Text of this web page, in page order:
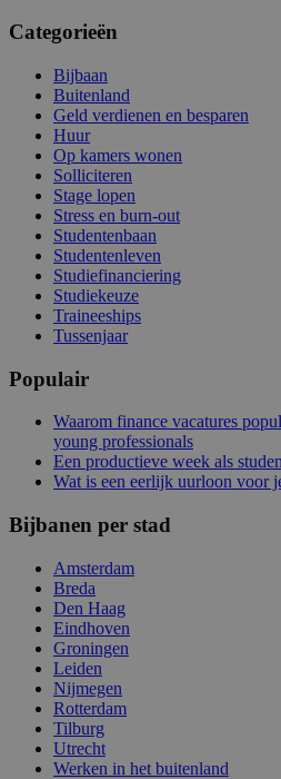
Categorieën
Bijbaan
Buitenland
Geld verdienen en besparen
Huur
Op kamers wonen
Solliciteren
Stage lopen
Stress en burn-out
Studentenbaan
Studentenleven
Studiefinanciering
Studiekeuze
Traineeships
Tussenjaar
Populair
Waarom finance vacatures
young professionals
Een productieve week als
Wat is een eerlijk uurloon voor
Bijbanen per stad
Amsterdam
Breda
Den Haag
Eindhoven
Groningen
Leiden
Nijmegen
Rotterdam
Tilburg
Utrecht
Werken in het buitenland